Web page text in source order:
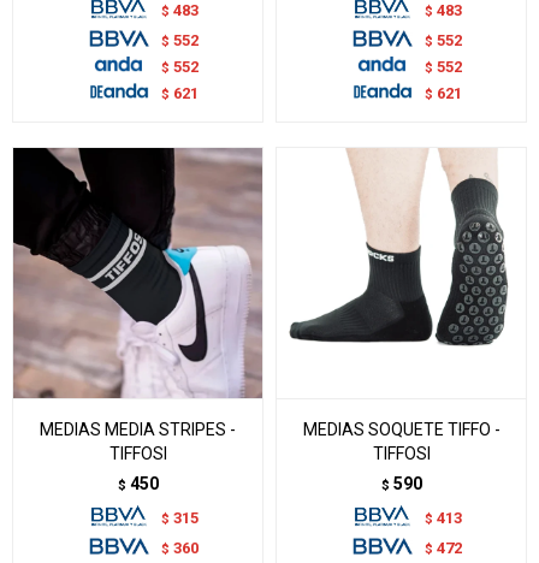
$ 483
$ 552
$ 552
$ 621
$ 483
$ 552
$ 552
$ 621
MEDIAS MEDIA STRIPES -
TIFFOSI
$ 450
$ 315
$ 360
MEDIAS SOQUETE TIFFO -
TIFFOSI
$ 590
$ 413
$ 472